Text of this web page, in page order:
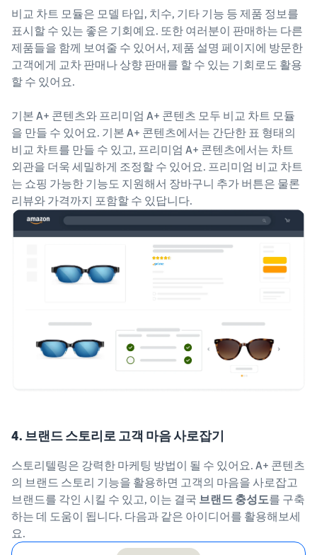
비교 차트 모듈은 모델 타입, 치수, 기타 기능 등 제품 정보를
표시할 수 있는 좋은 기회예요. 또한 여러분이 판매하는 다른
제품들을 함께 보여줄 수 있어서, 제품 설명 페이지에 방문한
고객에게 교차 판매나 상향 판매를 할 수 있는 기회로도 활용
할 수 있어요.
기본 A+ 콘텐츠와 프리미엄 A+ 콘텐츠 모두 비교 차트 모듈
을 만들 수 있어요. 기본 A+ 콘텐츠에서는 간단한 표 형태의
비교 차트를 만들 수 있고, 프리미엄 A+ 콘텐츠에서는 차트
외관을 더욱 세밀하게 조정할 수 있어요. 프리미엄 비교 차트
는 쇼핑 가능한 기능도 지원해서 장바구니 추가 버튼은 물론
리뷰와 가격까지 포함할 수 있답니다.
4. 브랜드 스토리로 고객 마음 사로잡기
스토리텔링은 강력한 마케팅 방법이 될 수 있어요. A+ 콘텐츠
의 브랜드 스토리 기능을 활용하면 고객의 마음을 사로잡고
브랜드를 각인 시킬 수 있고, 이는 결국 브랜드 충성도를 구축
하는 데 도움이 됩니다. 다음과 같은 아이디어를 활용해보세
요.